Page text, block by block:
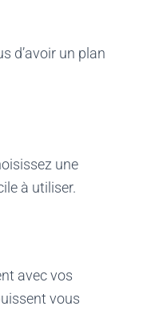
d’avoir un plan
une
à utiliser.
avec vos
vous